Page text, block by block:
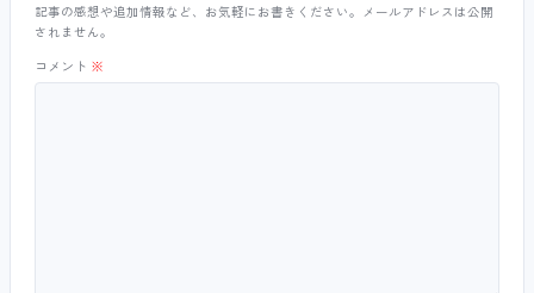
記事の感想や追加情報など、お気軽にお書きください。メールアドレスは公開
されません。
コメント ※